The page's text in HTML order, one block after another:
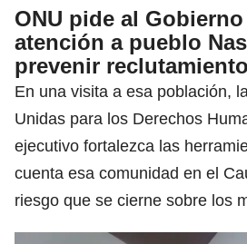
ONU pide al
atención a pueblo
prevenir reclutamiento
En una visita a esa población,
Unidas para los Derechos
ejecutivo fortalezca las
cuenta esa comunidad en el
riesgo que se cierne sobre los